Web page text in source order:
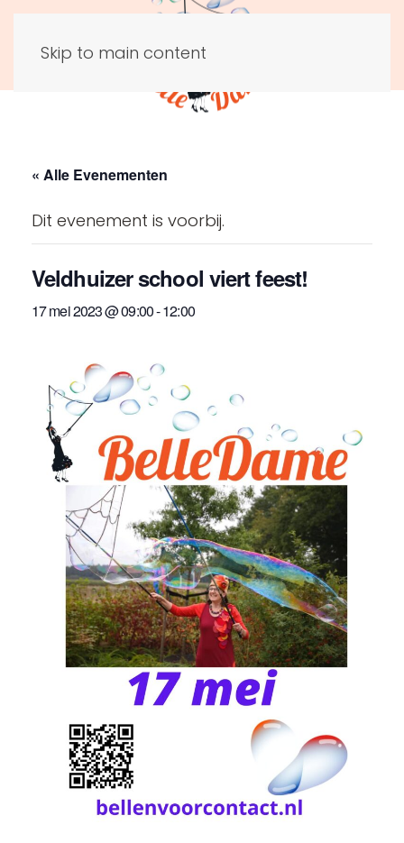
Skip to main content
« Alle Evenementen
Dit evenement is voorbij.
Veldhuizer school viert feest!
17 mei 2023 @ 09:00-12:00